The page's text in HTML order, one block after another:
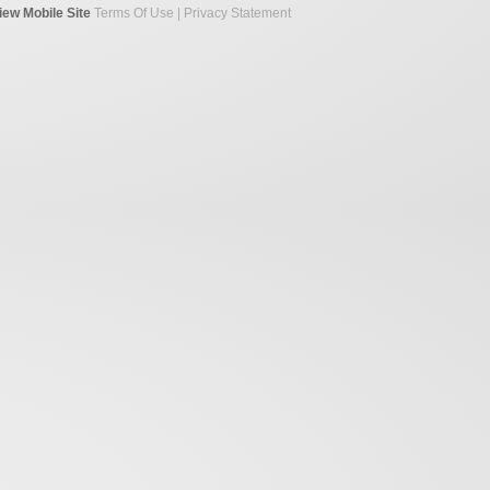
Mobile Site Terms Of Use Privacy Statement